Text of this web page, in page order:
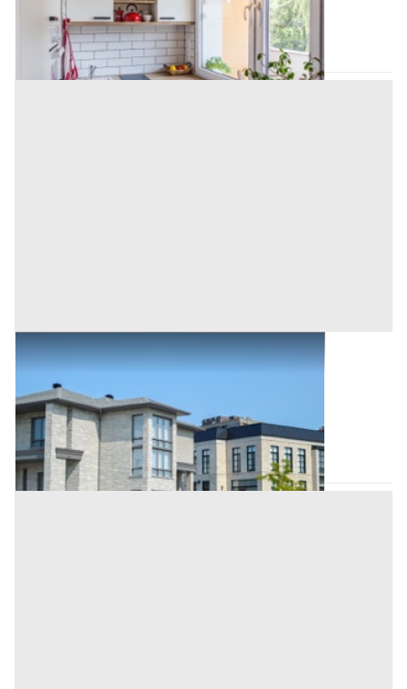
Orotelli (Nuoro)
Codice asta:9fc41cf8
Asta chiusa
Abitazione di Tipo Civile all'asta a Nuoro
Orotelli (Nuoro)
16.213,20 €
Codice asta:7ccf82b8
Asta chiusa